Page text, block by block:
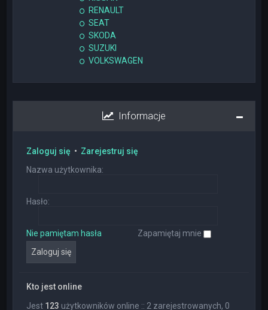
RENAULT
SEAT
SKODA
SUZUKI
VOLKSWAGEN
Informacje
Zaloguj się • Zarejestruj się
Nazwa użytkownika:
Hasło:
Nie pamiętam hasła Zapamiętaj mnie
Kto jest online
Jest 123 użytkowników online :: 2 zarejestrowanych, 0